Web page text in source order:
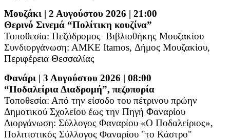
Μουζάκι | 2 Αυγούστου 2026 | 21:00
Θερινό Σινεμά “Πολίτικη κουζίνα”
Τοποθεσία: Πεζόδρομος Βιβλιοθήκης Μουζακίου
Συνδιοργάνωση: ΑΜΚΕ Itamos, Δήμος Μουζακίου,
Περιφέρεια Θεσσαλίας
Φανάρι | 3 Αυγούστου 2026 | 08:00
“Ποδαλείρια Διαδρομή”, πεζοπορία
Τοποθεσία: Από την είσοδο του πέτρινου πρώην
Δημοτικού Σχολείου έως την Πηγή Φαναρίου
Διοργάνωση: Σύλλογος Φαναρίου «Ο Ποδαλείριος»,
Πολιτιστικός Σύλλογος Φαναρίου "το Κάστρο"